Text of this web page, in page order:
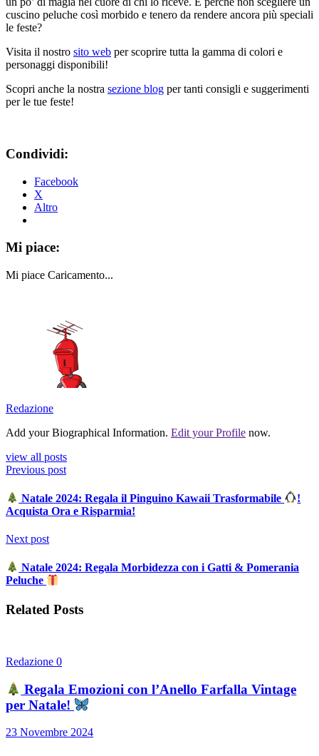
cuscino peluche così morbido e tenero da rendere ancora più speciali
le feste?
Visita il nostro sito web per scoprire tutta la gamma di colori e
personaggi disponibili!
Scopri anche la nostra sezione blog per tanti consigli e suggerimenti
per le tue feste!
Condividi:
Facebook
X
Altro
Mi piace:
Mi piace Caricamento...
Redazione
Add your Biographical Information. Edit your Profile now.
view all posts
Previous post
Natale 2024: Regala il Pinguino Kawaii Trasformabile
!
Acquista Ora e Risparmia!
Next post
Natale 2024: Regala Morbidezza con i Gatti & Pomerania
Peluche
Related Posts
Redazione 0
Regala Emozioni con l’Anello Farfalla Vintage
per Natale!
23 Novembre 2024